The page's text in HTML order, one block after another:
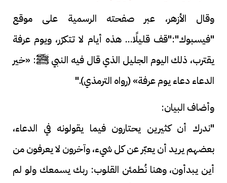
وقال الأزهر، عبر صفحته الرسمية على موقع
"فيسبوك":"قف قليلًا... هذه أيام لا تتكرّر، ويوم عرفة
يقترب، ذلك اليوم الجليل الذي قال فيه النبي ﷺ: «خير
الدعاء دعاء يوم عرفة» (رواه الترمذي)."
وأضاف البيان:
"ندرك أن كثيرين يحتارون فيما يقولونه في الدعاء،
بعضهم يريد أن يعبّر عن كل شيء، وآخرون لا يعرفون من
أين يبدأون، وهنا نُطمئن القلوب: ربك يسمعك ولو لم